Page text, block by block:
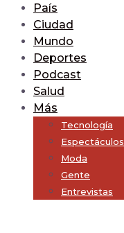
País
Ciudad
Mundo
Deportes
Podcast
Salud
Más
Tecnología
Espectáculos
Moda
Gente
Entrevistas